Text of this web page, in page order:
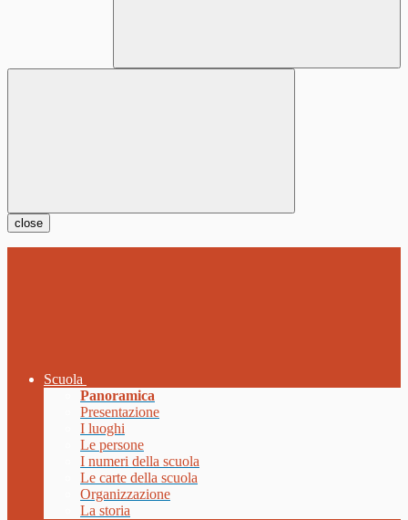
close
Scuola
Panoramica
Presentazione
I luoghi
Le persone
I numeri della scuola
Le carte della scuola
Organizzazione
La storia